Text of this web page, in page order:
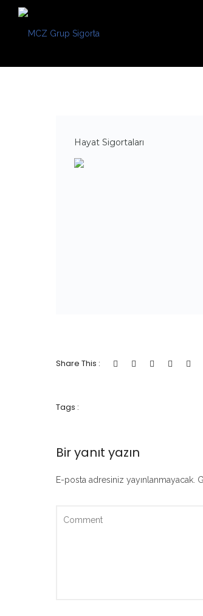
Hayat Sigortaları
Share This :
Tags :
Bir yanıt yazın
E-posta adresiniz yayınlanmayacak.